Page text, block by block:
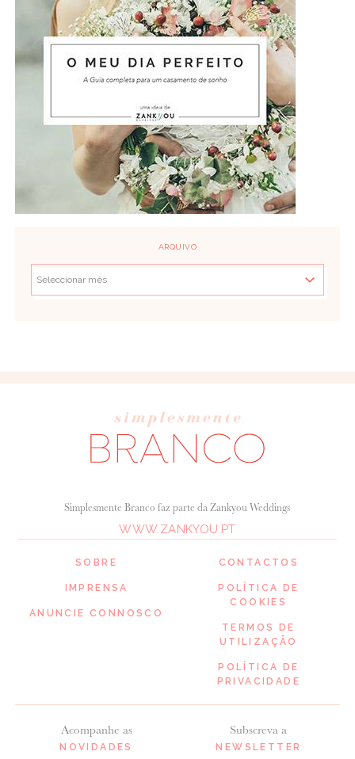
ARQUIVO
SOBRE
IMPRENSA
ANUNCIE CONNOSCO
Acompanhe as
NOVIDADES
Simplesmente Branco faz parte da Zankyou Weddings
WWW.ZANKYOU.PT
Subscreva a
NEWSLETTER
CONTACTOS
POLÍTICA DE
COOKIES
TERMOS DE
UTILIZAÇÃO
POLÍTICA DE
PRIVACIDADE